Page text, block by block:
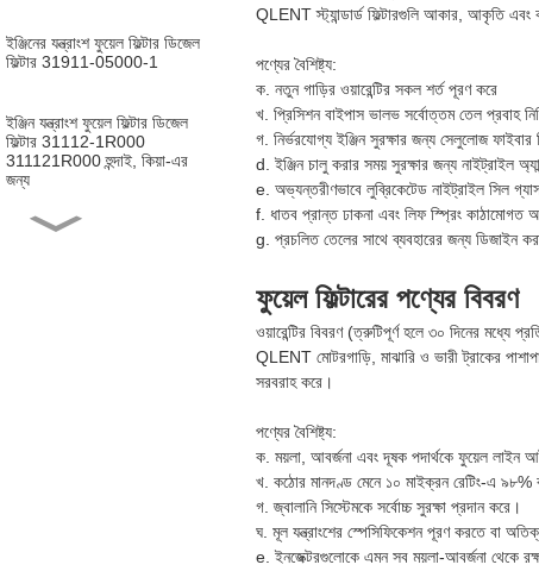
ইঞ্জিনের যন্ত্রাংশ ফুয়েল ফিল্টার ডিজেল
ফিল্টার 31911-05000-1
ইঞ্জিন যন্ত্রাংশ ফুয়েল ফিল্টার ডিজেল
ফিল্টার 31112-1R000
311121R000 হুন্দাই, কিয়া-এর
জন্য
টয়োটার জন্য ইঞ্জিন যন্ত্রাংশ ফুয়েল
QLENT স্ট্যান্ডার্ড ফিল্টারগুলি আকার, আকৃতি এবং
পণ্যের বৈশিষ্ট্য:
ক. নতুন গাড়ির ওয়ারেন্টির সকল শর্ত পূরণ করে
খ. প্রিসিশন বাইপাস ভালভ সর্বোত্তম তেল প্রবাহ
গ. নির্ভরযোগ্য ইঞ্জিন সুরক্ষার জন্য সেলুলোজ ফাইবার
d. ইঞ্জিন চালু করার সময় সুরক্ষার জন্য নাইট্রাইল
e. অভ্যন্তরীণভাবে লুব্রিকেটেড নাইট্রাইল সিল
f. ধাতব প্রান্ত ঢাকনা এবং লিফ স্প্রিং কাঠামোগত
g. প্রচলিত তেলের সাথে ব্যবহারের জন্য ডিজাইন
ফুয়েল ফিল্টারের পণ্যের বিবরণ
ওয়ারেন্টির বিবরণ (ত্রুটিপূর্ণ হলে ৩০ দিনের মধ্যে
QLENT মোটরগাড়ি, মাঝারি ও ভারী ট্রাকের
সরবরাহ করে।
পণ্যের বৈশিষ্ট্য:
ক. ময়লা, আবর্জনা এবং দূষক পদার্থকে ফুয়েল লাইন
খ. কঠোর মানদণ্ড মেনে ১০ মাইক্রন রেটিং-এ ৯৮%
গ. জ্বালানি সিস্টেমকে সর্বোচ্চ সুরক্ষা প্রদান করে।
ঘ. মূল যন্ত্রাংশের স্পেসিফিকেশন পূরণ করতে বা
e. ইনজেক্টরগুলোকে এমন সব ময়লা-আবর্জনা থেকে